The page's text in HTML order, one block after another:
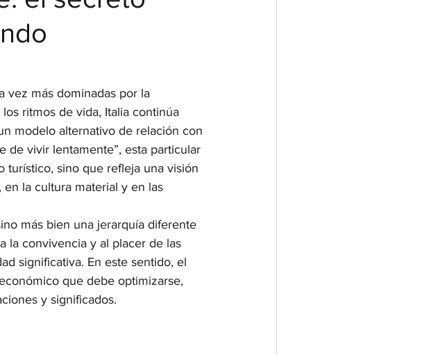
vez más dominadas por la
ritmos de vida, Italia continúa
modelo alternativo de relación con
de vivir lentamente”, esta particular
sino que refleja una visión
la cultura material y en las
más bien una jerarquía diferente
la convivencia y al placer de las
significativa. En este sentido, el
que debe optimizarse,
y significados.